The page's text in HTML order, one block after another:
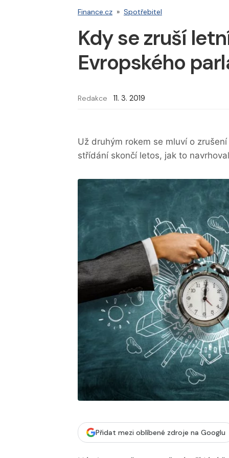
Finance.cz » Spotřebitel
Kdy se zruší
Evropského
Redakce 11. 3. 2019
Už druhým rokem se mluví o
střídání skončí letos, jak to
Přidat mezi oblíbené zdroje na Googlu